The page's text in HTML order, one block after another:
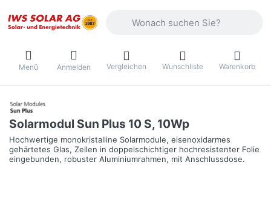
Menü Anmelden Vergleichen Wunschliste Warenkorb
Solarmodul Sun Plus 10 S, 10Wp
Hochwertige monokristalline Solarmodule, eisenoxidarmes
gehärtetes Glas, Zellen in doppelschichtiger hochresistenter Folie
eingebunden, robuster Aluminiumrahmen, mit Anschlussdose.